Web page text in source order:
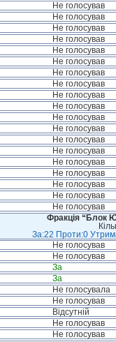
Не голосував
Не голосував
Не голосував
Не голосував
Не голосував
Не голосував
Не голосував
Не голосував
Не голосував
Не голосував
Не голосував
Не голосував
Не голосував
Не голосував
Не голосував
Не голосував
Не голосував
Не голосував
Не голосував
Фракція “Блок
За:22 Проти:0
Не голосував
Не голосував
За
За
Не голосувала
Не голосував
Відсутній
Не голосував
Не голосував